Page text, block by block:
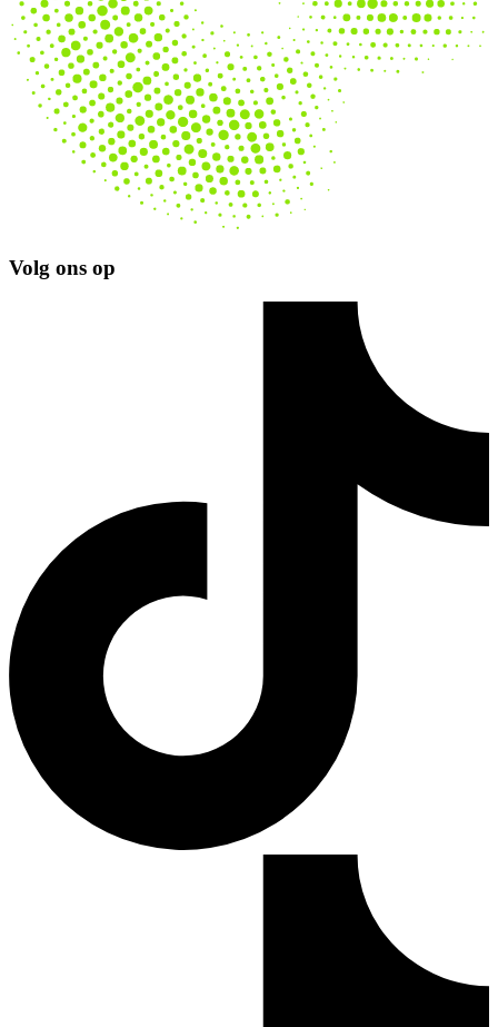
Volg ons op